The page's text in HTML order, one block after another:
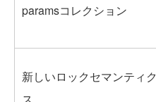
paramsコレクション
新しいロックセマンティク
ス